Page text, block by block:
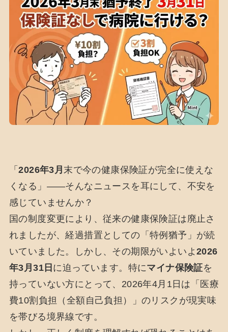
「2026年3月 末で今の健康保険証が完全に使えな
くなる」――そんなニュースを耳にして、不安を
感じていませんか？
国の制度変更により、従来の健康保険証は廃止さ
れましたが、経過措置としての「特例猶予」が続
いていました。しかし、その期限がいよいよ 2026
年3月31日 に迫っています。特にマイナ保険証を
持っていない方にとって、2026年4月1日は「医療
費10割負担（全額自己負担）」のリスクが現実味
を帯びる境界線です。